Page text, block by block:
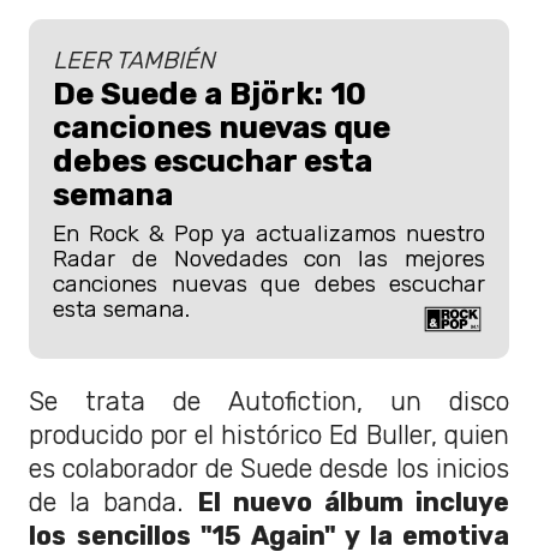
LEER TAMBIÉN
De Suede a Björk: 10
canciones nuevas que
debes escuchar esta
semana
En Rock & Pop ya actualizamos nuestro
Radar de Novedades con las mejores
canciones nuevas que debes escuchar
esta semana.
Se trata de Autofiction, un disco
producido por el histórico Ed Buller, quien
es colaborador de Suede desde los inicios
de la banda. El nuevo álbum incluye
los sencillos "15 Again" y la emotiva